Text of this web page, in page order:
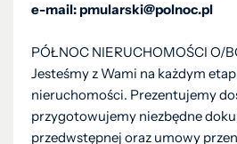
e-mail: pmularski@polnoc.pl
PÓŁNOC NIERUCHOMOŚCI O/
Jesteśmy z Wami na każdym
nieruchomości. Prezentujemy
przygotowujemy niezbędne
przedwstępnej oraz umowy